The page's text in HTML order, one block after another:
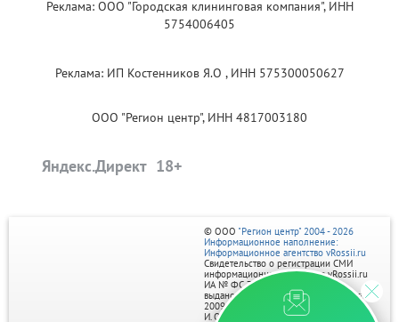
Реклама: ООО "Городская клининговая компания", ИНН
5754006405
Реклама: ИП Костенников Я.О , ИНН 575300050627
ООО "Регион центр", ИНН 4817003180
Яндекс.Директ
© ООО "Регион центр" 2004 - 2026
Информационное наполнение:
Информационное агентство vRossii.ru
Свидетельство о регистрации СМИ
информационного агентства vRossii.ru
ИА № ФС 77‑35502
выдано РОСКОМНАДЗОРом 04 марта
2009г.
И. О. Главного редактора Нарыков А. Н.